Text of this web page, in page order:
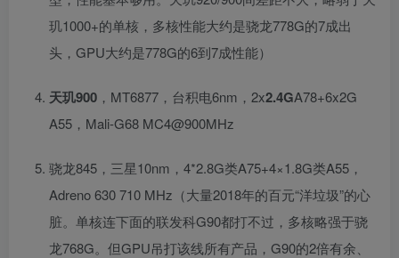
玑1000+的单核，多核性能大约是骁龙778G的7成出
头，GPU大约是778G的6到7成性能）
天玑900 ，MT6877，台积电6nm，2x2.4GA78+6x2G
A55，Mali-G68 MC4@900MHz
骁龙845，三星10nm，4*2.8G类A75+4×1.8G类A55，
Adreno 630 710 MHz（大量2018年的百元“洋垃圾”的心
脏。单核连下面的联发科G90都打不过，多核略强于骁
龙768G。但GPU吊打该线所有产品，G90的2倍有余、